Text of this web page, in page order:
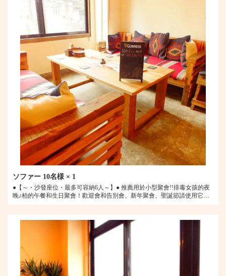
ソファー 10名様 × 1
●【～・沙發座位・最多可容納6人～】● 推薦用於小型聚會!!排毒女孩的夜
晚♪柏的午餐和生日聚會！歡迎會和告別會、新年聚會、聖誕節請使用它派